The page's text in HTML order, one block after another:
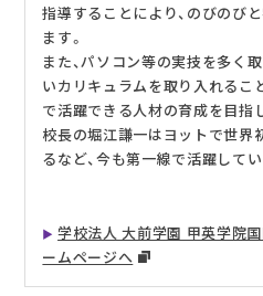
指導することにより、のびのび
ます。
また、パソコン等の実技を多く
いカリキュラムを取り入れるこ
で活躍できる人材の育成を目指
校長の堀江謙一はヨットで世界
るなど、今も第一線で活躍してい
学校法人 大前学園 甲英学院
ームページへ